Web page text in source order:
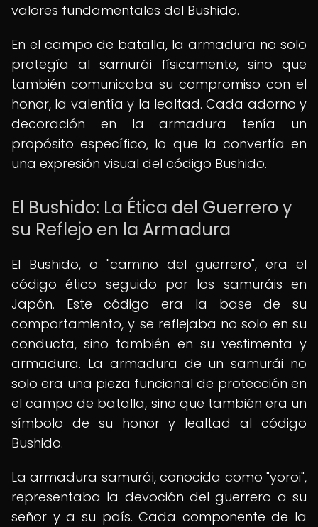
valores fundamentales del Bushido.
En el campo de batalla, la armadura no solo
protegía al samurái físicamente, sino que
también comunicaba su compromiso con el
honor, la valentía y la lealtad. Cada adorno y
decoración en la armadura tenía un
propósito específico, lo que la convertía en
una expresión visual del código Bushido.
El Bushido: La Ética del Guerrero y
su Reflejo en la Armadura
El Bushido, o "camino del guerrero", era el
código ético seguido por los samuráis en
Japón. Este código era la base de su
comportamiento, y se reflejaba no solo en su
conducta, sino también en su vestimenta y
armadura. La armadura de un samurái no
solo era una pieza funcional de protección en
el campo de batalla, sino que también era un
símbolo de su honor y lealtad al código
Bushido.
La armadura samurái, conocida como "yoroi",
representaba la devoción del guerrero a su
señor y a su país. Cada componente de la